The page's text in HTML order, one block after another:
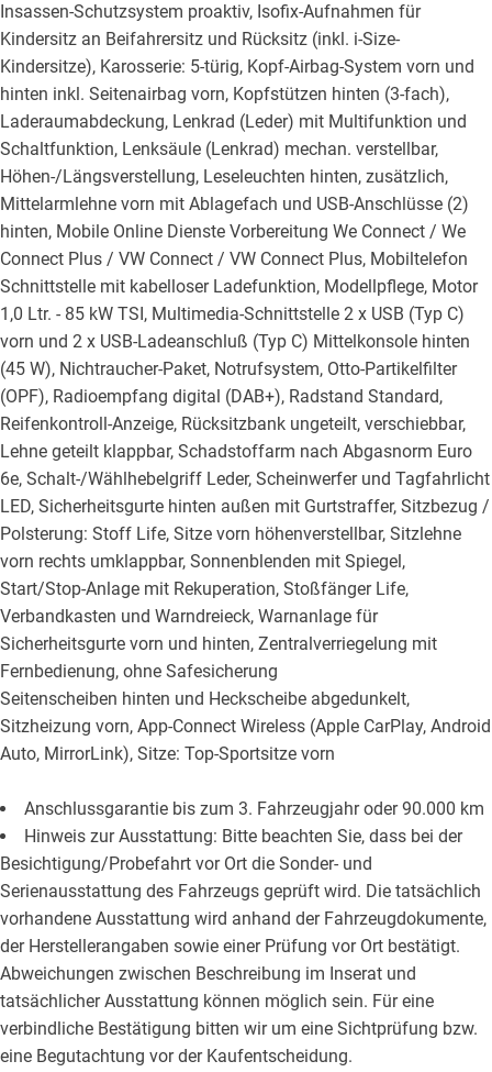
Insassen-Schutzsystem proaktiv, Isofix-Aufnahmen für
Kindersitz an Beifahrersitz und Rücksitz (inkl. i-Size-
Kindersitze), Karosserie: 5-türig, Kopf-Airbag-System vorn und
hinten inkl. Seitenairbag vorn, Kopfstützen hinten (3-fach),
Laderaumabdeckung, Lenkrad (Leder) mit Multifunktion und
Schaltfunktion, Lenksäule (Lenkrad) mechan. verstellbar,
Höhen-/Längsverstellung, Leseleuchten hinten, zusätzlich,
Mittelarmlehne vorn mit Ablagefach und USB-Anschlüsse (2)
hinten, Mobile Online Dienste Vorbereitung We Connect / We
Connect Plus / VW Connect / VW Connect Plus, Mobiltelefon
Schnittstelle mit kabelloser Ladefunktion, Modellpflege, Motor
1,0 Ltr. - 85 kW TSI, Multimedia-Schnittstelle 2 x USB (Typ C)
vorn und 2 x USB-Ladeanschluß (Typ C) Mittelkonsole hinten
(45 W), Nichtraucher-Paket, Notrufsystem, Otto-Partikelfilter
(OPF), Radioempfang digital (DAB+), Radstand Standard,
Reifenkontroll-Anzeige, Rücksitzbank ungeteilt, verschiebbar,
Lehne geteilt klappbar, Schadstoffarm nach Abgasnorm Euro
6e, Schalt-/Wählhebelgriff Leder, Scheinwerfer und Tagfahrlicht
LED, Sicherheitsgurte hinten außen mit Gurtstraffer, Sitzbezug /
Polsterung: Stoff Life, Sitze vorn höhenverstellbar, Sitzlehne
vorn rechts umklappbar, Sonnenblenden mit Spiegel,
Start/Stop-Anlage mit Rekuperation, Stoßfänger Life,
Verbandkasten und Warndreieck, Warnanlage für
Sicherheitsgurte vorn und hinten, Zentralverriegelung mit
Fernbedienung, ohne Safesicherung
Seitenscheiben hinten und Heckscheibe abgedunkelt,
Sitzheizung vorn, App-Connect Wireless (Apple CarPlay, Android
Auto, MirrorLink), Sitze: Top-Sportsitze vorn
Anschlussgarantie bis zum 3. Fahrzeugjahr oder 90.000 km
Hinweis zur Ausstattung: Bitte beachten Sie, dass bei der
Besichtigung/Probefahrt vor Ort die Sonder- und
Serienausstattung des Fahrzeugs geprüft wird. Die tatsächlich
vorhandene Ausstattung wird anhand der Fahrzeugdokumente,
der Herstellerangaben sowie einer Prüfung vor Ort bestätigt.
Abweichungen zwischen Beschreibung im Inserat und
tatsächlicher Ausstattung können möglich sein. Für eine
verbindliche Bestätigung bitten wir um eine Sichtprüfung bzw.
eine Begutachtung vor der Kaufentscheidung.